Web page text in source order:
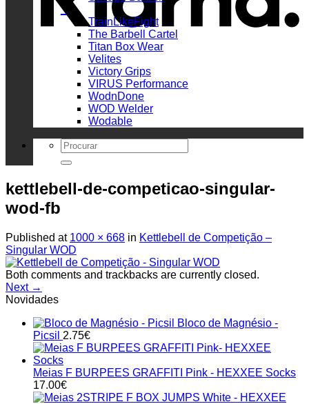
_
TrainLikeFight
The Barbell Cartel
Titan Box Wear
Velites
Victory Grips
VIRUS Performance
WodnDone
WOD Welder
Wodable
Search
for:
kettlebell-de-competicao-singular-
wod-fb
Published at 1000 × 668 in Kettlebell de Competição –
Singular WOD
Both comments and trackbacks are currently closed.
Next →
Novidades
Bloco de Magnésio -
Picsil 2.75€
Meias F BURPEES GRAFFITI Pink - HEXXEE Socks
17.00€